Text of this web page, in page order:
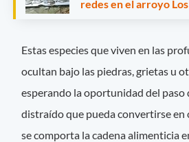
redes en el arroyo
Estas especies que viven en las
ocultan bajo las piedras, grietas u
esperando la oportunidad del paso
distraído que pueda convertirse en
se comporta la cadena alimenticia